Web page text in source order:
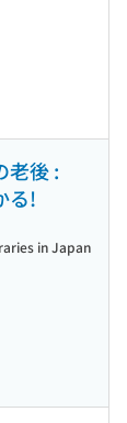
老後 :
る!
in Japan